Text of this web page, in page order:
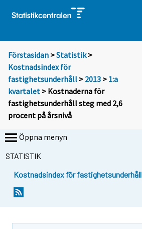
Förstasidan >Statistik >
Kostnadsindex för
fastighetsunderhåll > 2013 > 1:a
kvartalet > Kostnaderna för
fastighetsunderhåll steg med 2,6
procent på årsnivå
Öppna menyn
STATISTIK
Kostnadsindex för fastighetsunderhåll